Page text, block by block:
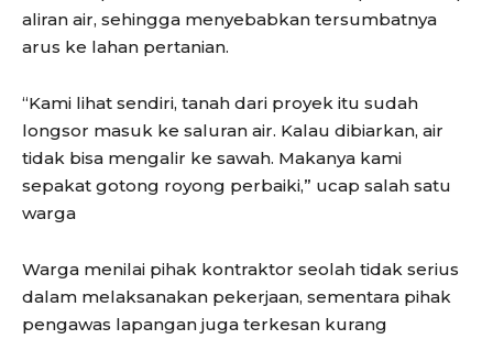
aliran air, sehingga menyebabkan tersumbatnya
arus ke lahan pertanian.
“Kami lihat sendiri, tanah dari proyek itu sudah
longsor masuk ke saluran air. Kalau dibiarkan, air
tidak bisa mengalir ke sawah. Makanya kami
sepakat gotong royong perbaiki,” ucap salah satu
warga
Warga menilai pihak kontraktor seolah tidak serius
dalam melaksanakan pekerjaan, sementara pihak
pengawas lapangan juga terkesan kurang